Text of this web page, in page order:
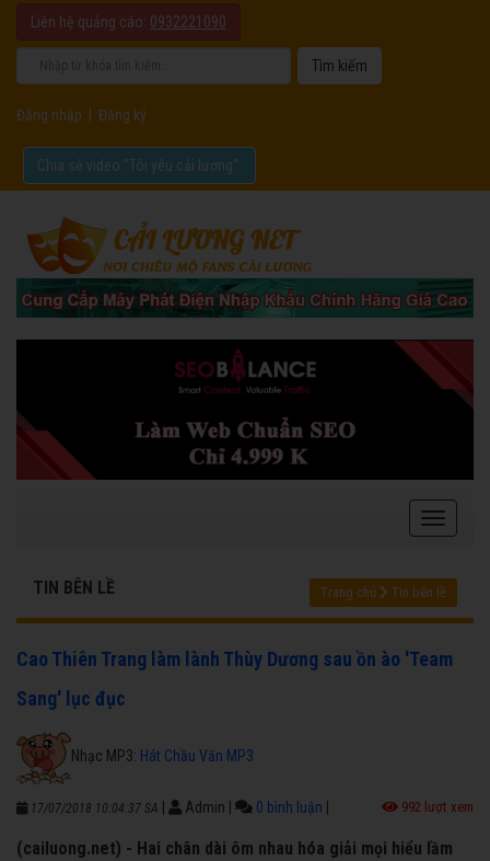
Liên hệ quảng cáo: 0932221090
Đăng nhập Đăng ký
Chia sẻ video "Tôi yêu cải lương".
TIN BÊN LỀ Trang chủ Tin bên lề
Cao Thiên Trang làm lành Thùy Dương sau ồn ào 'Team
Sang' lục đục
Nhạc MP3: Hát Chầu Văn MP3
17/07/2018 10:04:37 SA Admin 0 bình luận 992 lượt xem
(cailuong.net) - Hai chân dài ôm nhau hóa giải mọi hiểu lầm